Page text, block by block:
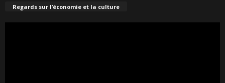
Regards sur l’économie et la culture